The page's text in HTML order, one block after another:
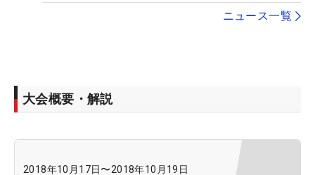
ニュース一覧
大会概要・解説
2018年10月17日〜2018年10月19日